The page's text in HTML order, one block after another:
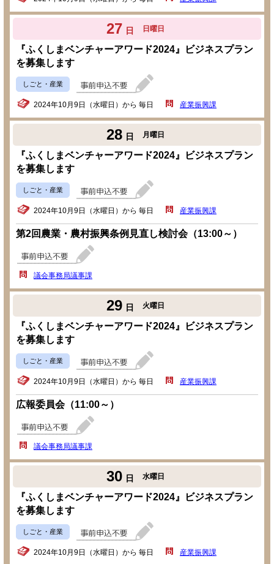
27 日 日曜日
『ふくしまベンチャーアワード2024』ビジネスプラン
を募集します
しごと・産業
2024年10月9日（水曜日）から 毎日 産業振興課
28 日 月曜日
『ふくしまベンチャーアワード2024』ビジネスプラン
を募集します
しごと・産業
2024年10月9日（水曜日）から 毎日 産業振興課
第2回農業・農村振興条例見直し検討会（13:00～）
議会事務局議事課
29 日 火曜日
『ふくしまベンチャーアワード2024』ビジネスプラン
を募集します
しごと・産業
2024年10月9日（水曜日）から 毎日 産業振興課
広報委員会（11:00～）
議会事務局議事課
30 日 水曜日
『ふくしまベンチャーアワード2024』ビジネスプラン
を募集します
しごと・産業
2024年10月9日（水曜日）から 毎日 産業振興課